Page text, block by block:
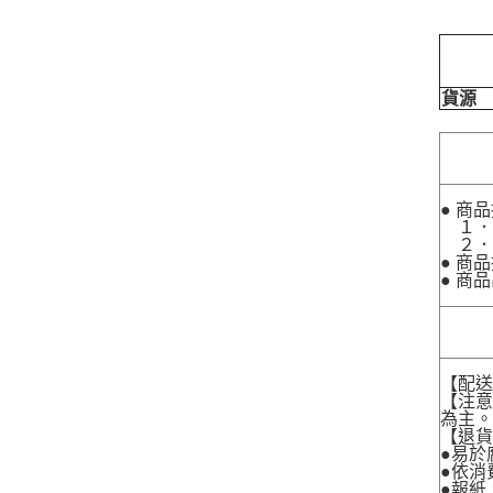
貨源
● 商
１．
２．
● 商
● 商
【配
【注
為主。
【退
●易於
●依消
●報紙